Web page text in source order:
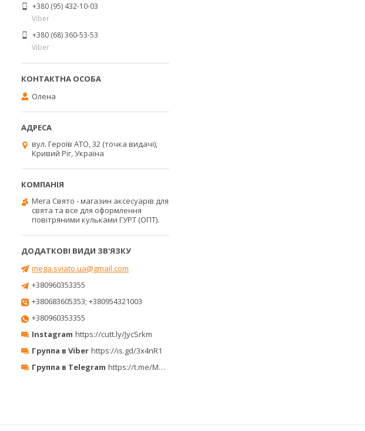
+380 (95) 432-10-03
Viber
+380 (68) 360-53-53
Viber
Олена
вул. Героїв АТО, 32 (точка видачі),
Кривий Ріг, Україна
Мега Свято - магазин аксесуарів для
свята та все для оформлення
повітряними кульками ГУРТ (ОПТ).
mega.sviato.ua@gmail.com
+380960353355
+380683605353; +380954321003
+380960353355
Instagram https://cutt.ly/JycSrkm
Группа в Viber https://is.gd/3x4nR1
Группа в Telegram https://t.me/MegaPrazdnikUA